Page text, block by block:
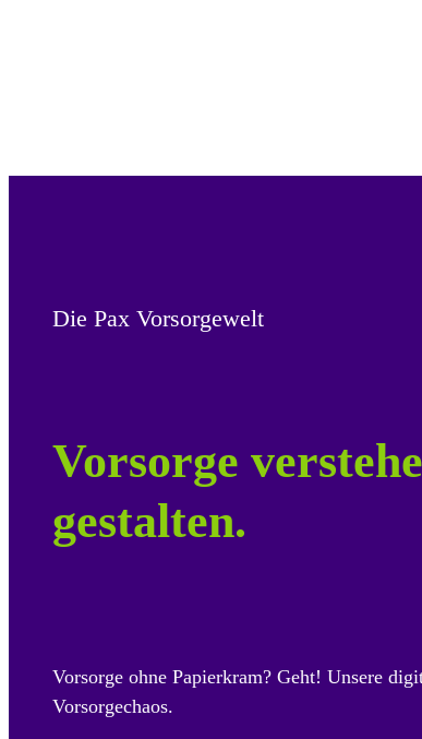
Die Pax Vorsorgewelt
Vorsorge
gestalten.
Vorsorge ohne Papierkram? Geht! Unsere
Vorsorgechaos.